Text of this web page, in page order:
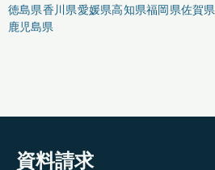
徳島県香川県愛媛県高知県福岡県佐賀県
鹿児島県
資料請求